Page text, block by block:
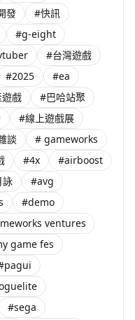
發
#快訊
#g-eight
#台灣遊戲
#2025
#ea
戲
#巴哈站聚
#線上遊戲展
談
# gameworks
#4x
#airboost
#avg
#demo
ventures
game fes
#sega